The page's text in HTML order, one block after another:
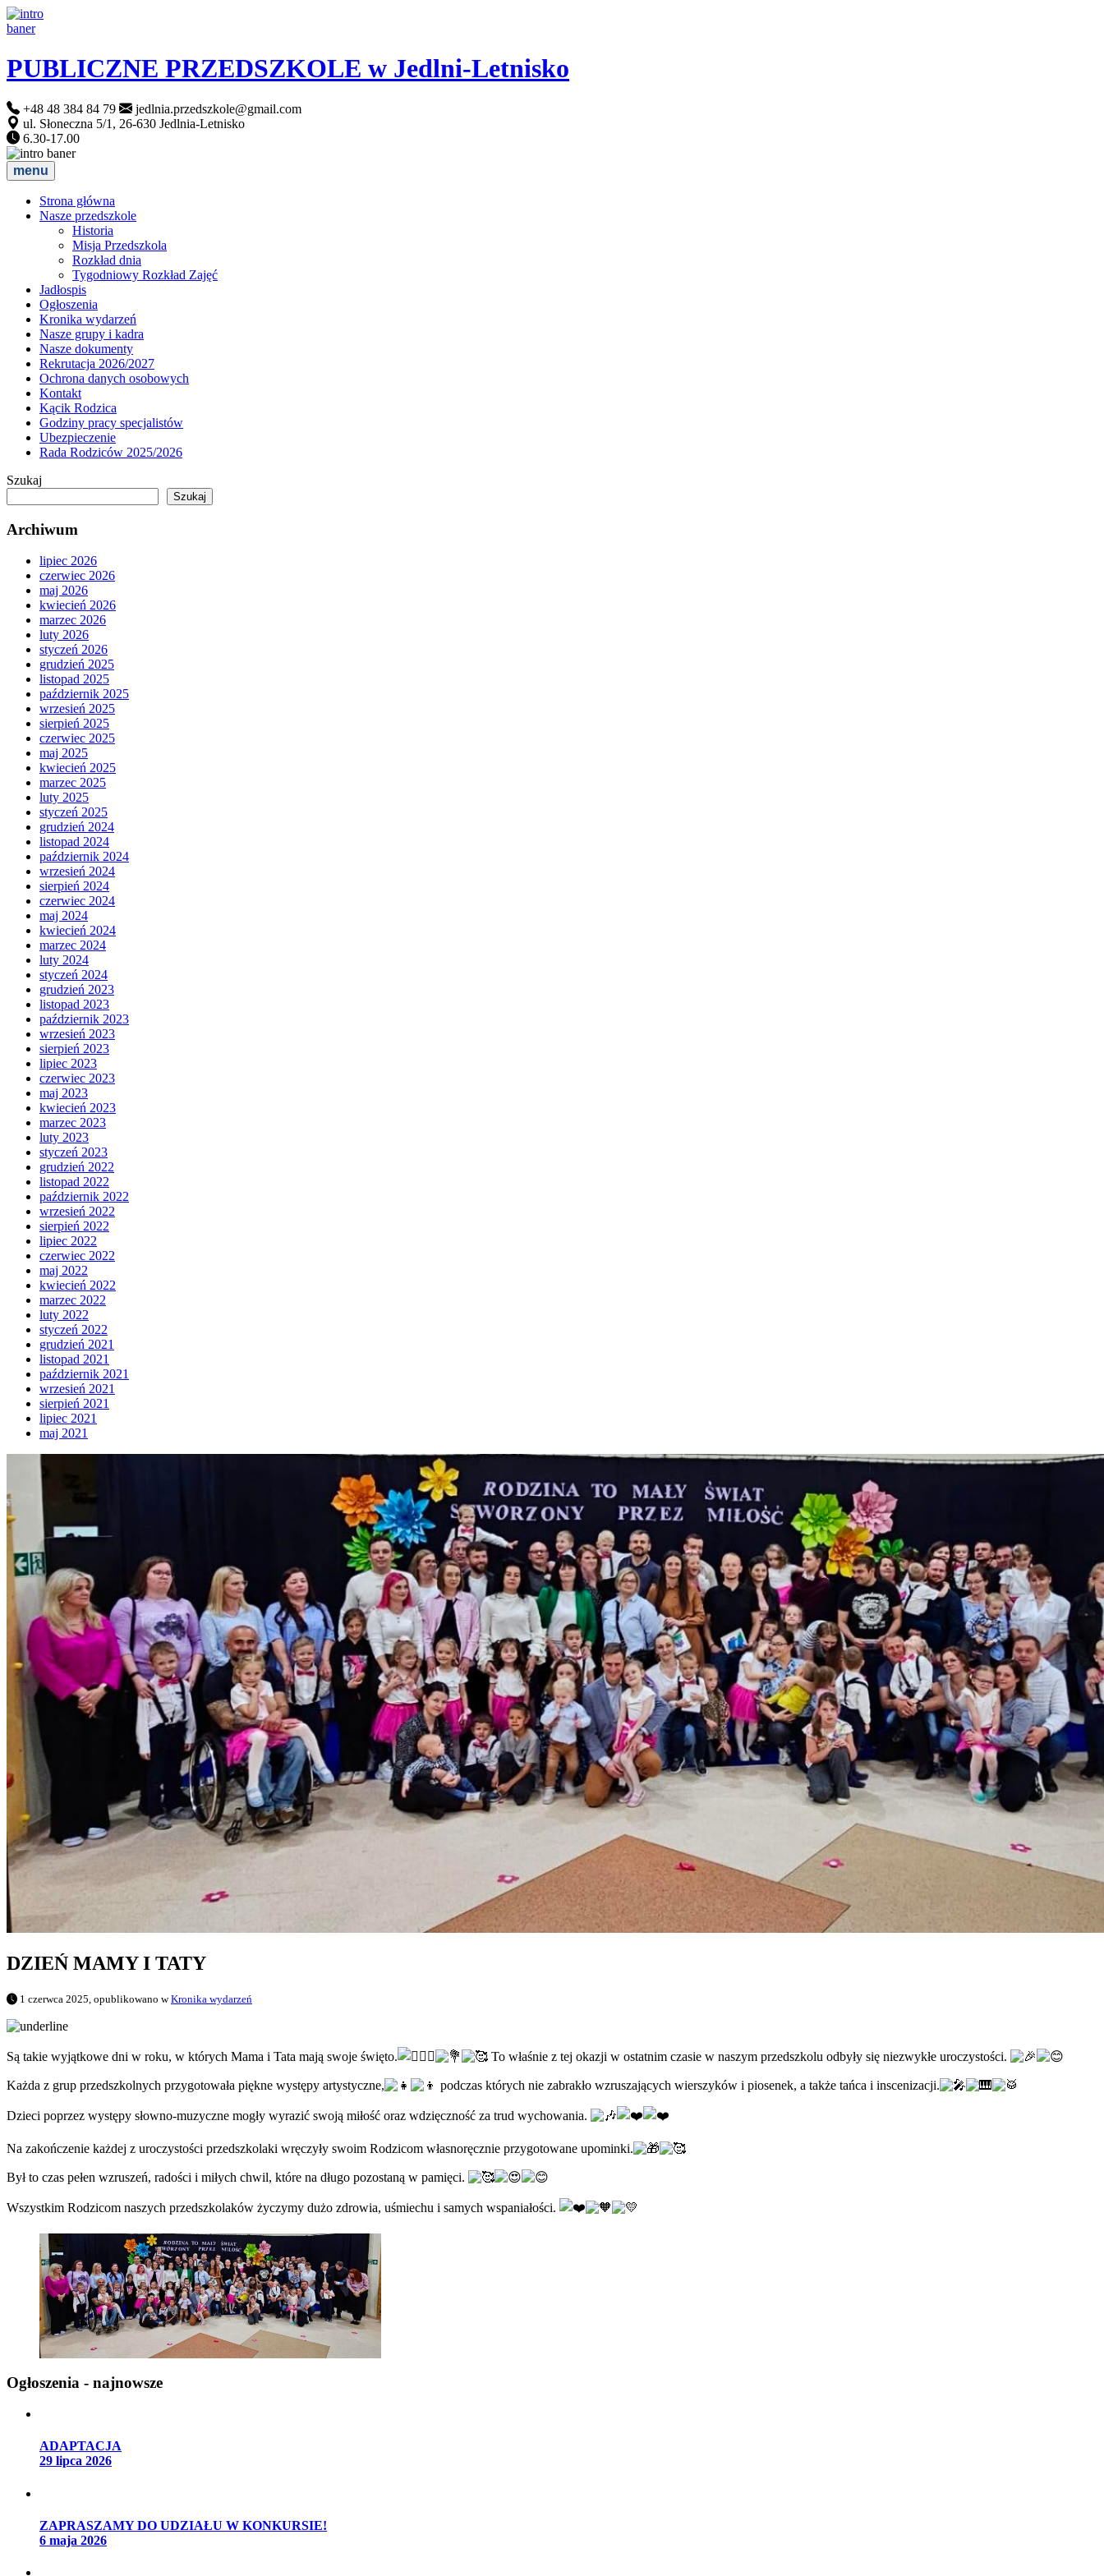
PUBLICZNE PRZEDSZKOLE w Jedlni-Letnisko
+48 48 384 84 79
jedlnia.przedszkole@gmail.com
ul. Słoneczna 5/1, 26-630 Jedlnia-Letnisko
6.30-17.00
menu
Strona główna
Nasze przedszkole
Historia
Misja Przedszkola
Rozkład dnia
Tygodniowy Rozkład Zajęć
Jadłospis
Ogłoszenia
Kronika wydarzeń
Nasze grupy i kadra
Nasze dokumenty
Rekrutacja 2026/2027
Ochrona danych osobowych
Kontakt
Kącik Rodzica
Godziny pracy specjalistów
Ubezpieczenie
Rada Rodziców 2025/2026
Szukaj
Szukaj
Archiwum
lipiec 2026
czerwiec 2026
maj 2026
kwiecień 2026
marzec 2026
luty 2026
styczeń 2026
grudzień 2025
listopad 2025
październik 2025
wrzesień 2025
sierpień 2025
czerwiec 2025
maj 2025
kwiecień 2025
marzec 2025
luty 2025
styczeń 2025
grudzień 2024
listopad 2024
październik 2024
wrzesień 2024
sierpień 2024
czerwiec 2024
maj 2024
kwiecień 2024
marzec 2024
luty 2024
styczeń 2024
grudzień 2023
listopad 2023
październik 2023
wrzesień 2023
sierpień 2023
lipiec 2023
czerwiec 2023
maj 2023
kwiecień 2023
marzec 2023
luty 2023
styczeń 2023
grudzień 2022
listopad 2022
październik 2022
wrzesień 2022
sierpień 2022
lipiec 2022
czerwiec 2022
maj 2022
kwiecień 2022
marzec 2022
luty 2022
styczeń 2022
grudzień 2021
listopad 2021
październik 2021
wrzesień 2021
sierpień 2021
lipiec 2021
maj 2021
DZIEŃ MAMY I TATY
1 czerwca 2025, opublikowano wKronika wydarzeń
Są takie wyjątkowe dni w roku, w których Mama i Tata mają swoje święto. To właśnie z tej okazji w ostatnim czasie w naszym przedszkolu odbyły się niezwykłe uroczystości.
Każda z grup przedszkolnych przygotowała piękne występy artystyczne, podczas których nie zabrakło wzruszających wierszyków i piosenek, a także tańca i inscenizacji.
Dzieci poprzez występy słowno-muzyczne mogły wyrazić swoją miłość oraz wdzięczność za trud wychowania.
Na zakończenie każdej z uroczystości przedszkolaki wręczyły swoim Rodzicom własnoręcznie przygotowane upominki.
Był to czas pełen wzruszeń, radości i miłych chwil, które na długo pozostaną w pamięci.
Wszystkim Rodzicom naszych przedszkolaków życzymy dużo zdrowia, uśmiechu i samych wspaniałości.
Ogłoszenia - najnowsze
ADAPTACJA
29 lipca 2026
ZAPRASZAMY DO UDZIAŁU W KONKURSIE!
6 maja 2026